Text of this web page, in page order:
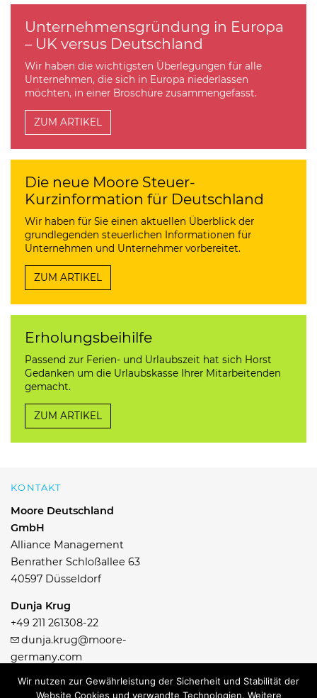
Unternehmensgründung in Europa
– UK versus Deutschland
Wir haben die wichtigsten Überlegungen für alle
Unternehmen, die sich in Europa niederlassen
möchten, in einer Broschüre zusammengefasst.
ZUM ARTIKEL
Die neue Moore Steuer-
Kurzinformation für Deutschland
Wir haben für Sie einen aktuellen Überblick der
grundlegenden steuerlichen Informationen für
Unternehmen und Unternehmer vorbereitet.
ZUM ARTIKEL
Erholungsbeihilfe
Passend zur Ferien- und Urlaubszeit hat sich Horst
Gedanken um die Urlaubskasse Ihrer Mitarbeitenden
gemacht.
ZUM ARTIKEL
KONTAKT
Moore Deutschland
GmbH
Alliance Management
Benrather Schloßallee 63
40597 Düsseldorf
Dunja Krug
+49 211 261308-22
dunja.krug@moore-
germany.com
Wir nutzen zur Gewährleistung der Sicherheit und Stabilität der
Website Cookies und verwandte Technologien. Weitere